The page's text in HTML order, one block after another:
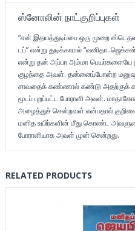
ஸ்னோலின் நாட்குறிப்புகள்
“என் இதயத்துடிப்பை ஒரு முறை
டப்” என்று துடிக்காமல்
என்று தன் அப்பா அம்மா
குழந்தை அவள். தன்னைப்போன்ற
சாவதைக் கண்ணால் கண்டு அதற்குக்
மூடப் புறப்பட்ட போராளி அவள்.
அழைத்துச் சென்றவள் என்பதால்
மனித உயிர்களின் மீது கொண்ட
போராளியாக அவள் முன் சென்றது.
RELATED PRODUCTS